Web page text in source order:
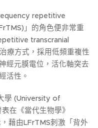
repetitive
」的角色便非常重
transcranial
療方式，採用低頻重複性
經元膜電位，活化軸突去
活性。
學 (University of
在《當代生物學》
藉由LFrTMS刺激「背外